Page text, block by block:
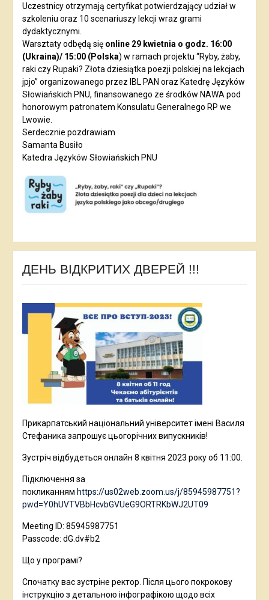
Uczestnicy otrzymają certyfikat potwierdzający udział w
szkoleniu oraz 10 scenariuszy lekcji wraz grami
dydaktycznymi.
Warsztaty odbędą się online 29 kwietnia o godz. 16:00
(Ukraina)/ 15:00 (Polska) w ramach projektu “Ryby, żaby,
raki czy Rupaki? Złota dziesiątka poezji polskiej na lekcjach
jpjo” organizowanego przez IBL PAN oraz Katedrę Języków
Słowiańskich PNU, finansowanego ze środków NAWA pod
honorowym patronatem Konsulatu Generalnego RP we
Lwowie.
Serdecznie pozdrawiam
Samanta Busiło
Katedra Języków Słowiańskich PNU
ДЕНЬ ВІДКРИТИХ ДВЕРЕЙ !!!
Прикарпатський національний університет імені Василя
Стефаника запрошує цьогорічних випускників!
Зустріч відбудеться онлайн 8 квітня 2023 року об 11:00.
Підключення за
покликанням https://us02web.zoom.us/j/85945987751?
pwd=Y0hUVTVBbHcvbGVUeG9ORTRKbWJ2UT09
Meeting ID: 85945987751
Passcode: dG.dv#b2
Що у програмі?
Спочатку вас зустріне ректор. Після цього покрокову
інструкцію з детальною інфографікою щодо всіх